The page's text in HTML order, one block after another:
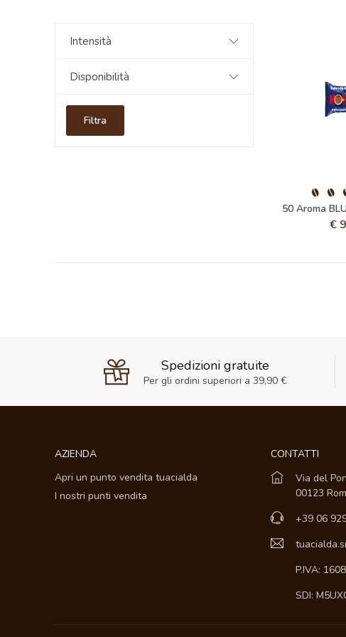
Intensità
Disponibilità
Filtra
50 Aroma
€
Spedizioni gratuite
Per gli ordini superiori a 39,90 €
AZIENDA
Apri un punto vendita tuacialda
I nostri punti vendita
CONTATTI
Via del
00123
+39 06
P.IVA:
SDI: